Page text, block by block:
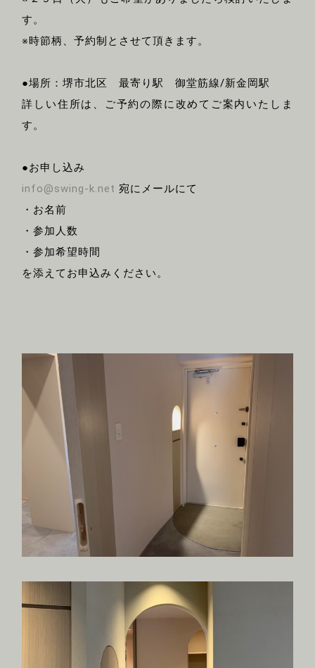
す。
※時節柄、予約制とさせて頂きます。
●場所：堺市北区 最寄り駅 御堂筋線/新金岡駅
詳しい住所は、ご予約の際に改めてご案内いたしま
す。
●お申し込み
info@swing-k.net 宛にメールにて
・お名前
・参加人数
・参加希望時間
を添えてお申込みください。